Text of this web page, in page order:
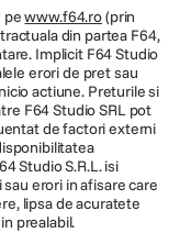
pewww.f64.ro(prin
din partea F64,
Implicit F64 Studio
erori de pret sau
actiune. Preturile si
F64 Studio SRL pot
de factori externi
Studio S.R.L. isi
erori in afisare care
lipsa de acuratete
prealabil.